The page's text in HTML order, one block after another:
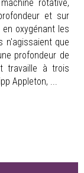
rotative,
et sur
oxygénant les
n'agissaient que
profondeur de
travaille à trois
Appleton, ...